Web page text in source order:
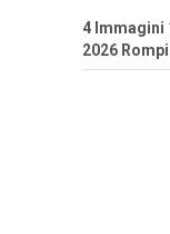
4 Immagini
2026